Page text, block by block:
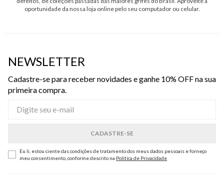
oportunidade da nossa loja online pelo seu computador ou celular.
NEWSLETTER
Cadastre-se para receber novidades e ganhe 10% OFF na sua
primeira compra.
Eu li, estou ciente das condições de tratamento dos meus dados pessoais e forneço
meu consentimento, conforme descrito na Política de Privacidade